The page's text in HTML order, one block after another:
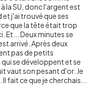
la SU, donc l'argent est
et j'ai trouvé que ses
que la tête était trop
Et... Deux minutes se
arrivé. Après deux
pas de petits
se développent et se
vaut son pesant d'or. Je
fait ce que je cherchais...